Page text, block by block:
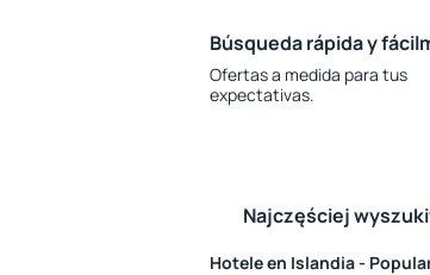
Búsqueda rápida y
Ofertas a medida para tus
expectativas.
Najczęściej
Hotele en Islandia -